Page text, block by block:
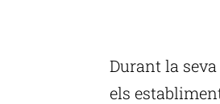
Durant la
els